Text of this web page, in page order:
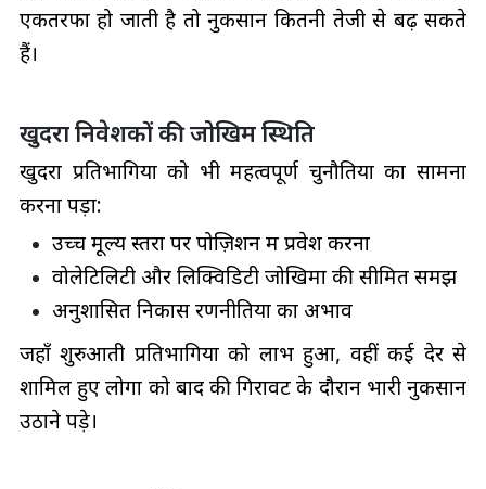
एकतरफा हो जाती है तो नुकसान कितनी तेजी से बढ़ सकते
हैं।
खुदरा निवेशकों की जोखिम स्थिति
खुदरा प्रतिभागियों को भी महत्वपूर्ण चुनौतियों का सामना
करना पड़ा:
उच्च मूल्य स्तरों पर पोज़िशन में प्रवेश करना
वोलेटिलिटी और लिक्विडिटी जोखिमों की सीमित समझ
अनुशासित निकास रणनीतियों का अभाव
जहाँ शुरुआती प्रतिभागियों को लाभ हुआ, वहीं कई देर से
शामिल हुए लोगों को बाद की गिरावट के दौरान भारी नुकसान
उठाने पड़े।